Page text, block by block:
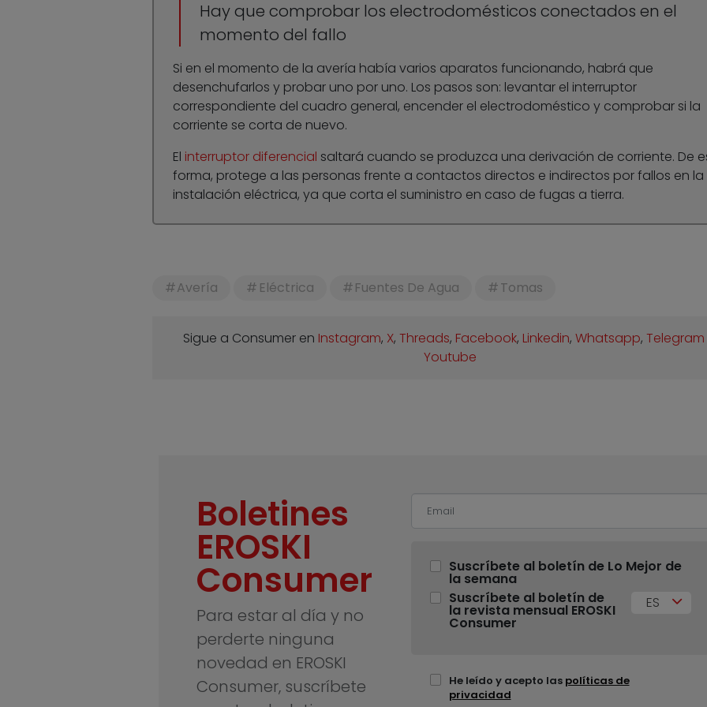
Hay que comprobar los electrodomésticos conectados en el
momento del fallo
Si en el momento de la avería había varios aparatos funcionando, habrá que
desenchufarlos y probar uno por uno. Los pasos son: levantar el interruptor
correspondiente del cuadro general, encender el electrodoméstico y comprobar si la
corriente se corta de nuevo.
El interruptor diferencial saltará cuando se produzca una derivación de corriente. De
forma, protege a las personas frente a contactos directos e indirectos por fallos en la
instalación eléctrica, ya que corta el suministro en caso de fugas a tierra.
Avería Eléctrica Fuentes De Agua Tomas
Sigue a Consumer en Instagram, X,Threads, Facebook, Linkedin,Whatsapp,Telegram
Youtube
Boletines
EROSKI
Consumer
Para estar al día y no
perderte ninguna
novedad en EROSKI
Consumer, suscríbete
Suscríbete al boletín de Lo Mejor de
la semana
Suscríbete al boletín de
la revista mensual EROSKI
Consumer
ES
He leído y acepto las políticas de
privacidad